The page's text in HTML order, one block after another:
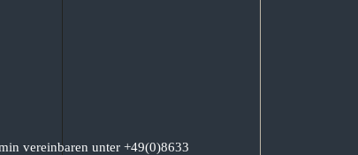
vereinbaren unter +49(0)8633